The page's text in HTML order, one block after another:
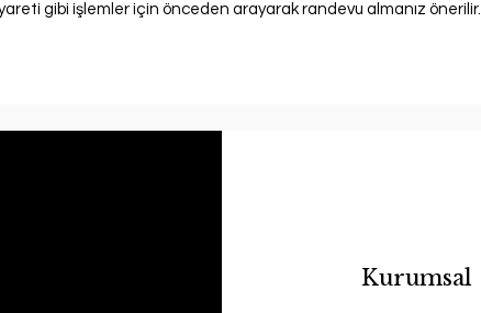
gibi işlemler için önceden arayarak randevu almanız önerilir.
Kurumsal